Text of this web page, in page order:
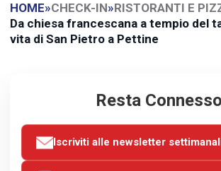
HOME»CHECK-IN»RISTORANTI E
Da chiesa francescana a tempio del
vita di San Pietro a Pettine
Resta Connesso
Iscriviti alle newsletter